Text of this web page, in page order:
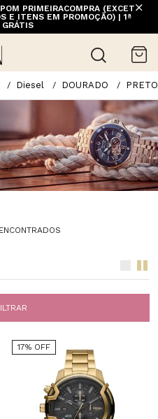
PRIMEIRACOMPRA (EXCETO
E ITENS EM PROMOÇÃO) | 1ª
GRÁTIS
REGIÕES SELECIONADAS
HOME)
Diesel DOURADO PRETO
17% OFF